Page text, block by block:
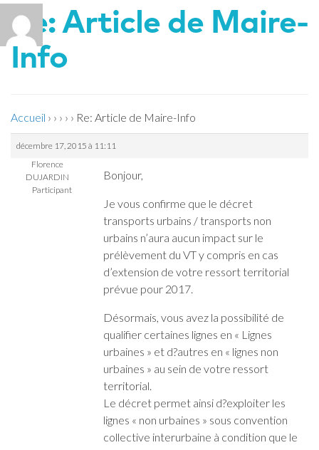
Re: Article de Maire-
Info
Accueil › › › › › Re: Article de Maire-Info
décembre 17, 2015 à 11:11
Florence
DUJARDIN
Participant
Bonjour,
Je vous confirme que le décret
transports urbains / transports non
urbains n’aura aucun impact sur le
prélèvement du VT y compris en cas
d’extension de votre ressort territorial
prévue pour 2017.
Désormais, vous avez la possibilité de
qualifier certaines lignes en « Lignes
urbaines » et d?autres en « lignes non
urbaines » au sein de votre ressort
territorial.
Le décret permet ainsi d?exploiter les
lignes « non urbaines » sous convention
collective interurbaine à condition que le